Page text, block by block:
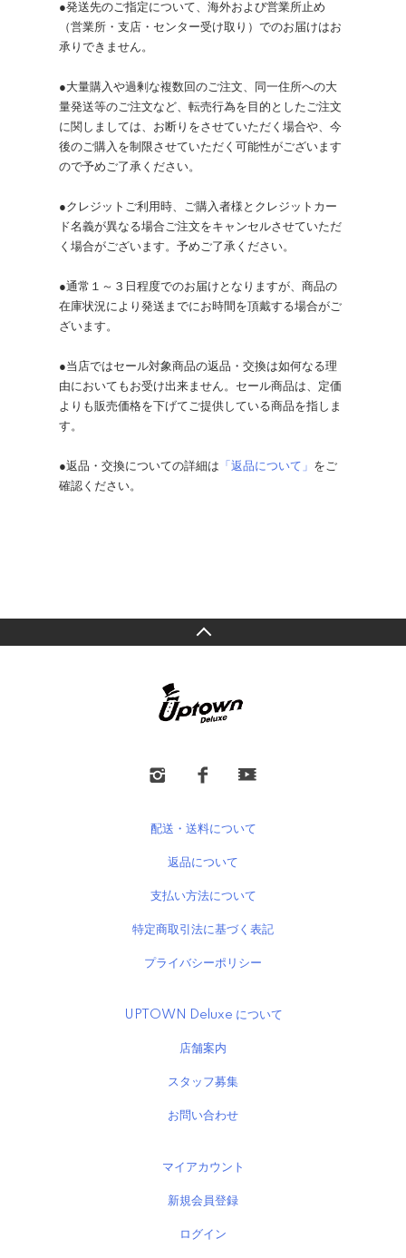
●発送先のご指定について、海外および営業所止め
（営業所・支店・センター受け取り）でのお届けはお
承りできません。
●大量購入や過剰な複数回のご注文、同一住所への大
量発送等のご注文など、転売行為を目的としたご注文
に関しましては、お断りをさせていただく場合や、今
後のご購入を制限させていただく可能性がございます
ので予めご了承ください。
●クレジットご利用時、ご購入者様とクレジットカー
ド名義が異なる場合ご注文をキャンセルさせていただ
く場合がございます。予めご了承ください。
●通常１～３日程度でのお届けとなりますが、商品の
在庫状況により発送までにお時間を頂戴する場合がご
ざいます。
●当店ではセール対象商品の返品・交換は如何なる理
由においてもお受け出来ません。セール商品は、定価
よりも販売価格を下げてご提供している商品を指しま
す。
●返品・交換についての詳細は 「返品について」 をご
確認ください。
配送・送料について
返品について
支払い方法について
特定商取引法に基づく表記
プライバシーポリシー
UPTOWN Deluxe について
店舗案内
スタッフ募集
お問い合わせ
マイアカウント
新規会員登録
ログイン